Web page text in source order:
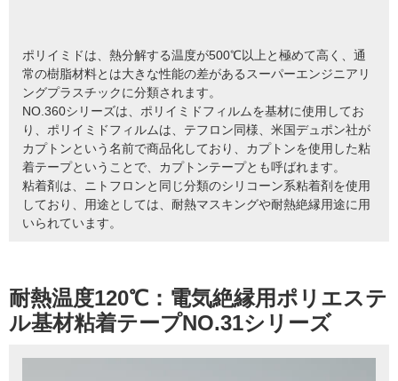
ポリイミドは、熱分解する温度が500℃以上と極めて高く、通
常の樹脂材料とは大きな性能の差があるスーパーエンジニアリ
ングプラスチックに分類されます。
NO.360シリーズは、ポリイミドフィルムを基材に使用してお
り、ポリイミドフィルムは、テフロン同様、米国デュポン社が
カプトンという名前で商品化しており、カプトンを使用した粘
着テープということで、カプトンテープとも呼ばれます。
粘着剤は、ニトフロンと同じ分類のシリコーン系粘着剤を使用
しており、用途としては、耐熱マスキングや耐熱絶縁用途に用
いられています。
耐熱温度120℃：電気絶縁用ポリエステ
ル基材粘着テープNO.31シリーズ